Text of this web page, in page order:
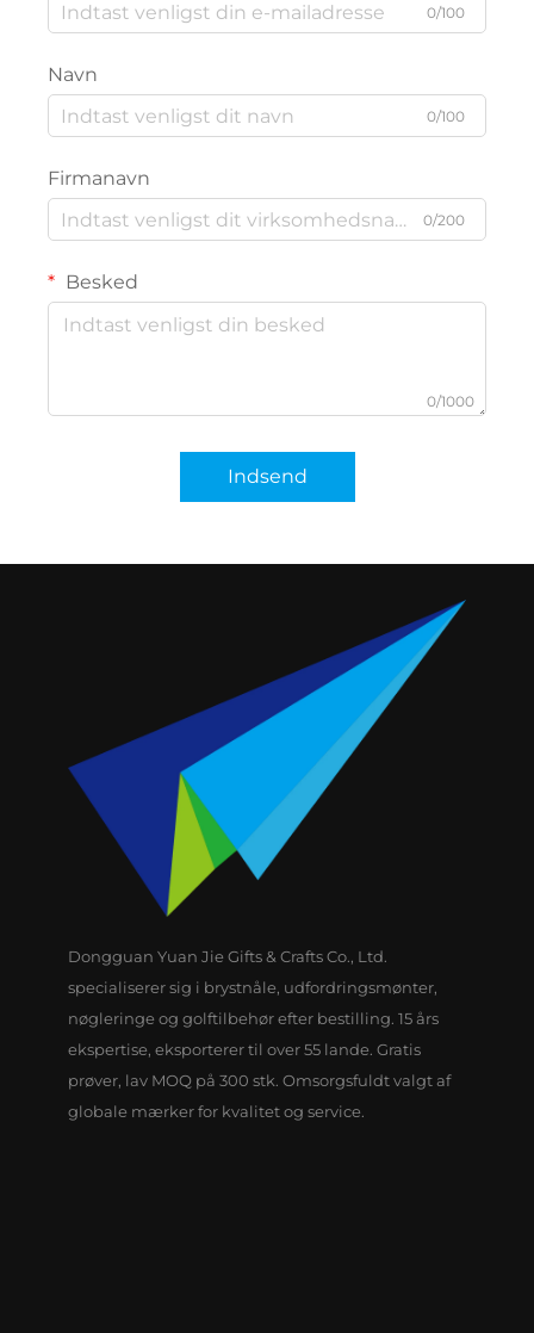
0/100
Navn
0/100
Firmanavn
0/200
Besked
0/1000
Indsend
Dongguan Yuan Jie Gifts & Crafts Co., Ltd.
specialiserer sig i brystnåle, udfordringsmønter,
nøgleringe og golftilbehør efter bestilling. 15 års
ekspertise, eksporterer til over 55 lande. Gratis
prøver, lav MOQ på 300 stk. Omsorgsfuldt valgt af
globale mærker for kvalitet og service.